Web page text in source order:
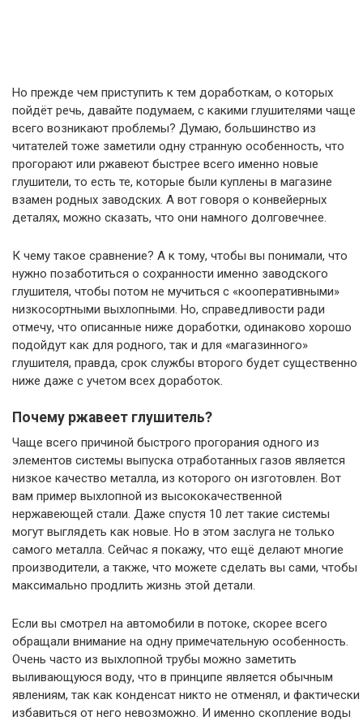
Но прежде чем приступить к тем доработкам, о которых
пойдёт речь, давайте подумаем, с какими глушителями чаще
всего возникают проблемы? Думаю, большинство из
читателей тоже заметили одну странную особенность, что
прогорают или ржавеют быстрее всего именно новые
глушители, то есть те, которые были куплены в магазине
взамен родных заводских. А вот говоря о конвейерных
деталях, можно сказать, что они намного долговечнее.
К чему такое сравнение? А к тому, чтобы вы понимали, что
нужно позаботиться о сохранности именно заводского
глушителя, чтобы потом не мучиться с «кооперативными»
низкосортными выхлопными. Но, справедливости ради
отмечу, что описанные ниже доработки, одинаково хорошо
подойдут как для родного, так и для «магазинного»
глушителя, правда, срок службы второго будет существенно
ниже даже с учетом всех доработок.
Почему ржавеет глушитель?
Чаще всего причиной быстрого прогорания одного из
элементов системы выпуска отработанных газов является
низкое качество металла, из которого он изготовлен. Вот
вам пример выхлопной из высококачественной
нержавеющей стали. Даже спустя 10 лет такие системы
могут выглядеть как новые. Но в этом заслуга не только
самого металла. Сейчас я покажу, что ещё делают многие
производители, а также, что можете сделать вы сами, чтобы
максимально продлить жизнь этой детали.
Если вы смотрел на автомобили в потоке, скорее всего
обращали внимание на одну примечательную особенность.
Очень часто из выхлопной трубы можно заметить
выливающуюся воду, что в принципе является обычным
явлениям, так как конденсат никто не отменял, и фактически
избавиться от него невозможно. И именно скопление воды